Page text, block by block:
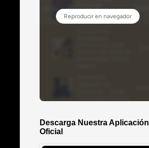
Descarga Nuestra Aplicación
Oficial